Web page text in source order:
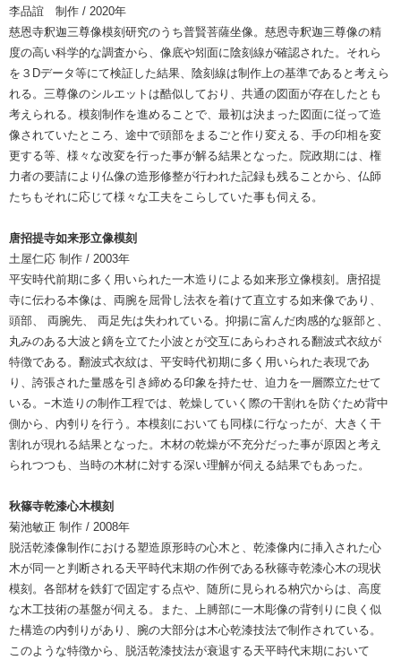
李品誼 制作 / 2020年
慈恩寺釈迦三尊像模刻研究のうち普賢菩薩坐像。慈恩寺釈迦三尊像の精
度の高い科学的な調査から、像底や矧面に陰刻線が確認された。それら
を３Dデータ等にて検証した結果、陰刻線は制作上の基準であると考えら
れる。三尊像のシルエットは酷似しており、共通の図面が存在したとも
考えられる。模刻制作を進めることで、最初は決まった図面に従って造
像されていたところ、途中で頭部をまるごと作り変える、手の印相を変
更する等、様々な改変を行った事が解る結果となった。院政期には、権
力者の要請により仏像の造形修整が行われた記録も残ることから、仏師
たちもそれに応じて様々な工夫をこらしていた事も伺える。
唐招提寺如来形立像模刻
土屋仁応 制作 / 2003年
平安時代前期に多く用いられた一木造りによる如来形立像模刻。唐招提
寺に伝わる本像は、両腕を屈骨し法衣を着けて直立する如来像であり、
頭部、 両腕先、 両足先は失われている。抑揚に富んだ肉感的な躯部と、
丸みのある大波と鏑を立てた小波とが交互にあらわされる翻波式衣紋が
特徴である。翻波式衣紋は、平安時代初期に多く用いられた表現であ
り、誇張された量感を引き締める印象を持たせ、迫力を一層際立たせて
いる。−木造りの制作工程では、乾燥していく際の干割れを防ぐため背中
側から、内刳りを行う。本模刻においても同様に行なったが、大きく干
割れが現れる結果となった。木材の乾燥が不充分だった事が原因と考え
られつつも、当時の木材に対する深い理解が伺える結果でもあった。
秋篠寺乾漆心木模刻
菊池敏正 制作 / 2008年
脱活乾漆像制作における塑造原形時の心木と、乾漆像内に挿入された心
木が同一と判断される天平時代末期の作例である秋篠寺乾漆心木の現状
模刻。各部材を鉄釘で固定する点や、随所に見られる枘穴からは、高度
な木工技術の基盤が伺える。また、上膊部に一木彫像の背刳りに良く似
た構造の内刳りがあり、腕の大部分は木心乾漆技法で制作されている。
このような特徴から、脱活乾漆技法が衰退する天平時代末期において